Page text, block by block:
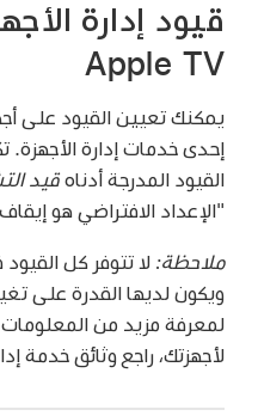
قيود إدارة
Apple TV
يمكنك تعيين القيود على
إحدى خدمات إدارة الأجهزة.
القيود المدرجة أدناهقيد
"الإعداد الافتراضي هو
ملاحظة: لا تتوفر كل
ويكون لديها القدرة على
لمعرفة مزيد من المعلومات
لأجهزتك، راجع وثائق خدمة